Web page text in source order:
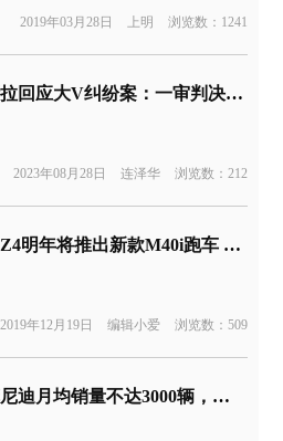
2019年03月28日 上明 浏览数：1241
特斯拉回应大V纠纷案：一审判决向特斯拉致歉，上海车展事件仍在审理中
2023年08月28日 连泽华 浏览数：212
宝马Z4明年将推出新款M40i跑车 国外售价为124900美元
2019年12月19日 编辑小爱 浏览数：509
英菲尼迪月均销量不达3000辆，竟要靠电视剧做品牌宣传